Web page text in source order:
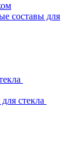
составы для
стекла